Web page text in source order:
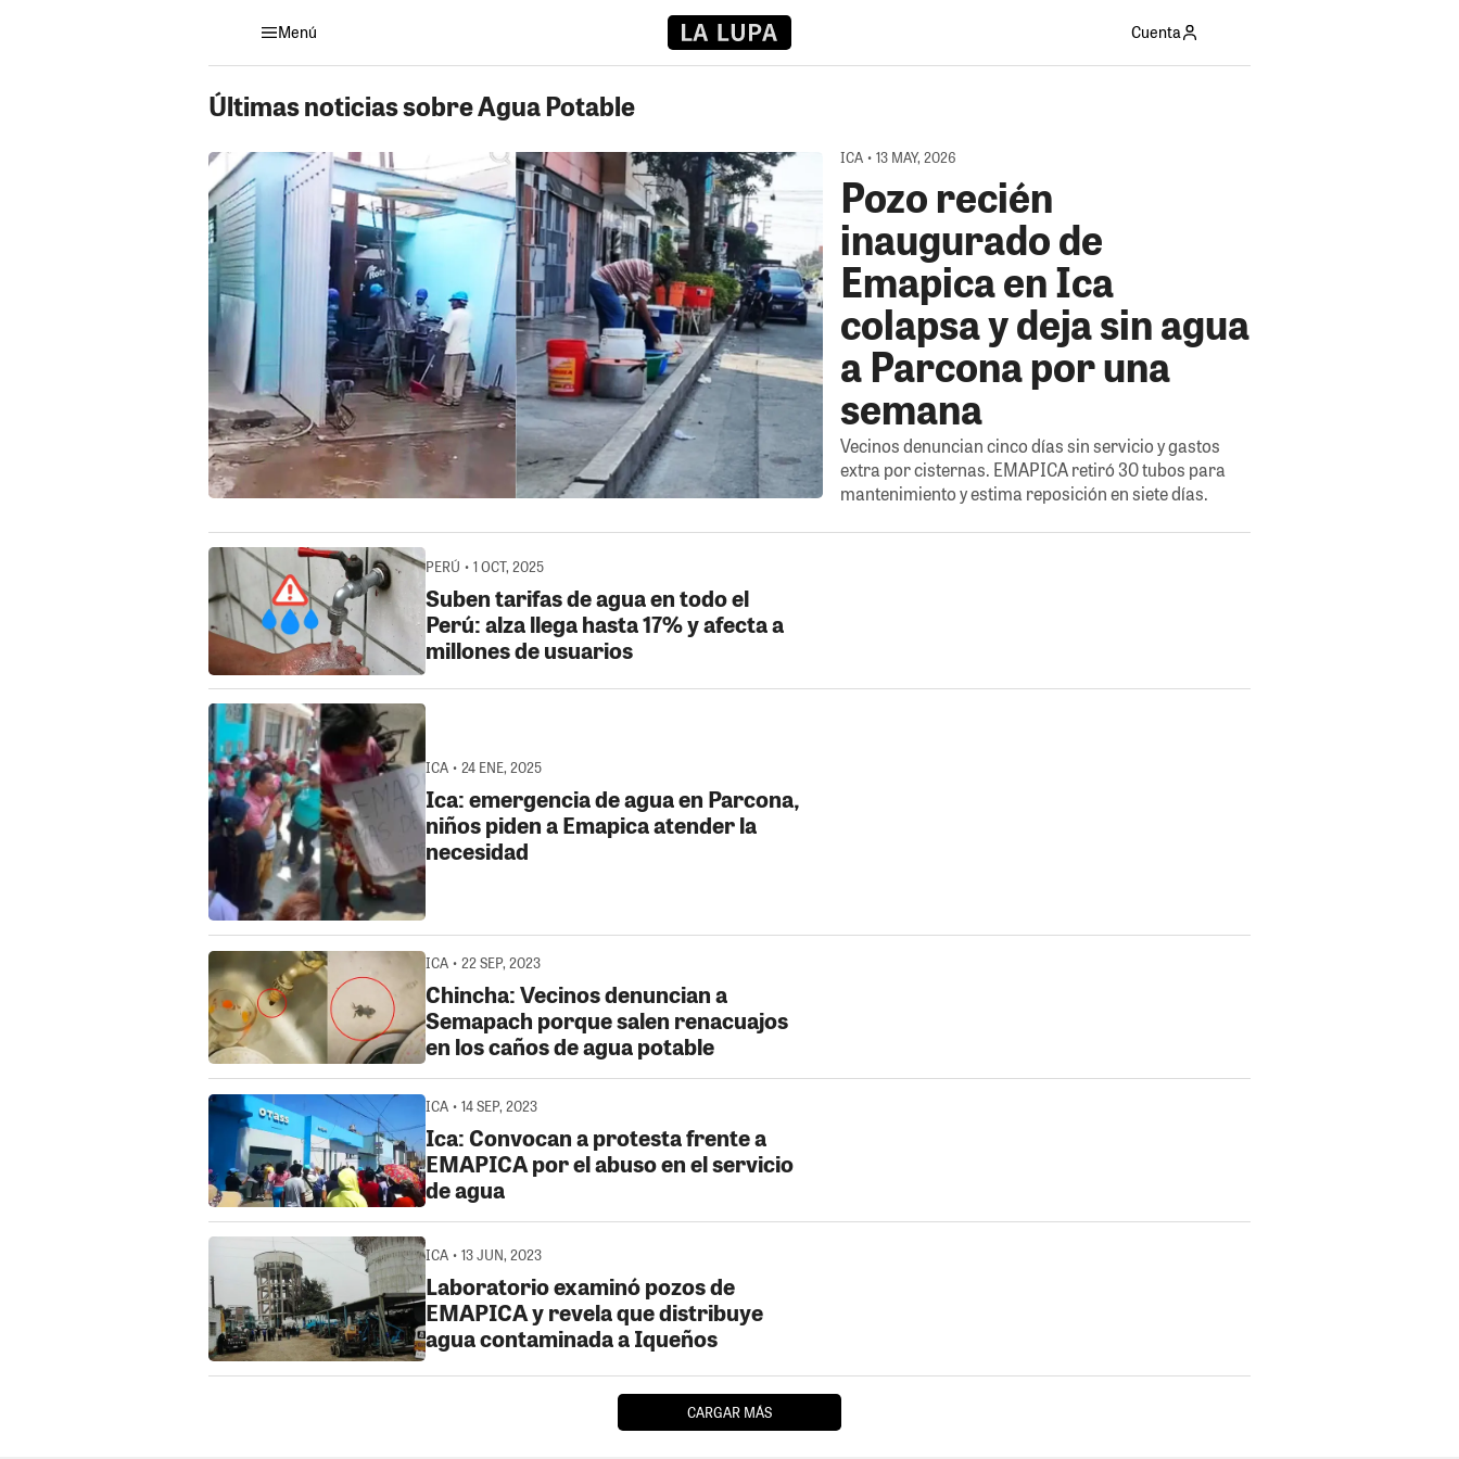
Menú Cuenta
Últimas noticias sobre Agua Potable
ICA • 13 MAY, 2026
Pozo recién
inaugurado de
Emapica en Ica
colapsa y deja sin agua
a Parcona por una
semana
Vecinos denuncian cinco días sin servicio y gastos
extra por cisternas. EMAPICA retiró 30 tubos para
mantenimiento y estima reposición en siete días.
PERÚ • 1 OCT, 2025
Suben tarifas de agua en todo el
Perú: alza llega hasta 17% y afecta a
millones de usuarios
ICA • 24 ENE, 2025
Ica: emergencia de agua en Parcona,
niños piden a Emapica atender la
necesidad
ICA • 22 SEP, 2023
Chincha: Vecinos denuncian a
Semapach porque salen renacuajos
en los caños de agua potable
ICA • 14 SEP, 2023
Ica: Convocan a protesta frente a
EMAPICA por el abuso en el servicio
de agua
ICA • 13 JUN, 2023
Laboratorio examinó pozos de
EMAPICA y revela que distribuye
agua contaminada a Iqueños
CARGAR MÁS